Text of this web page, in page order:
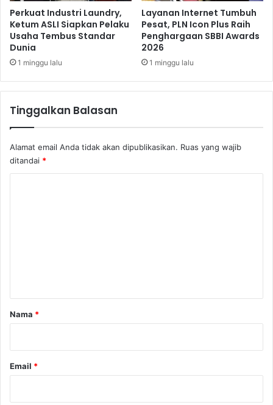
n
g
k
a
u
r
i
B
a
Perkuat Industri Laundry,
Ketum ASLI Siapkan Pelaku
Usaha Tembus Standar
Dunia
1 minggu lalu
Layanan Internet Tumbuh
Pesat, PLN Icon Plus Raih
Penghargaan SBBI Awards
2026
1 minggu lalu
Tinggalkan Balasan
Alamat email Anda tidak akan dipublikasikan. Ruas yang wajib
ditandai *
rNama *
Email *